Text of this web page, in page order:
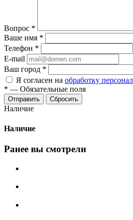
Вопрос *
Ваше имя *
Телефон *
E-mail
Ваш город *
Я согласен на обработку
* — Обязательные поля
Сбросить
Наличие
Наличие
Ранее вы смотрели